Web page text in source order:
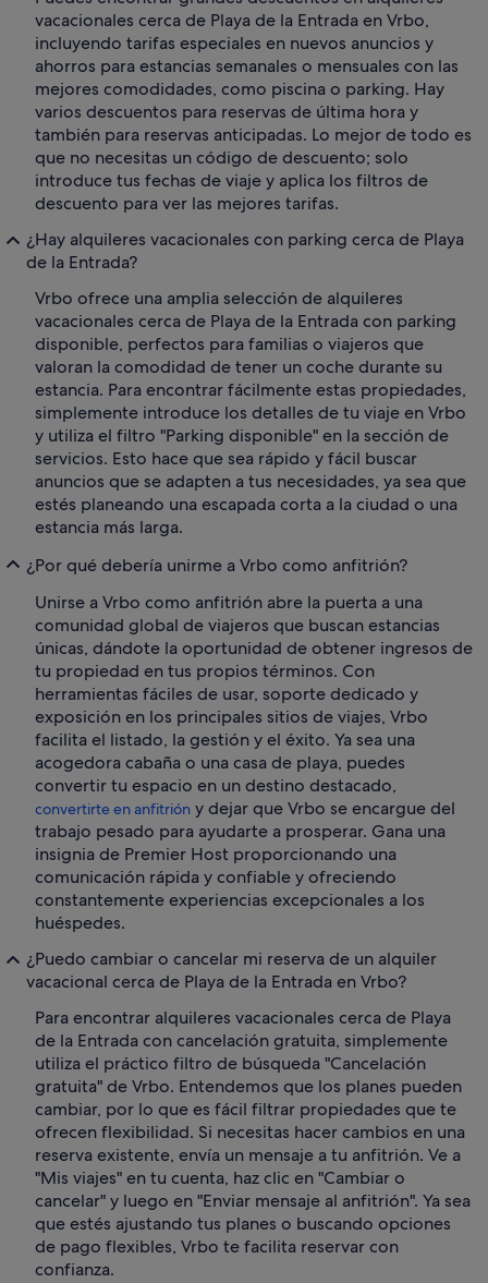
vacacionales cerca de Playa de la Entrada en Vrbo,
incluyendo tarifas especiales en nuevos anuncios y
ahorros para estancias semanales o mensuales con las
mejores comodidades, como piscina o parking. Hay
varios descuentos para reservas de última hora y
también para reservas anticipadas. Lo mejor de todo es
que no necesitas un código de descuento; solo
introduce tus fechas de viaje y aplica los filtros de
descuento para ver las mejores tarifas.
¿Hay alquileres vacacionales con parking cerca de Playa
de la Entrada?
Vrbo ofrece una amplia selección de alquileres
vacacionales cerca de Playa de la Entrada con parking
disponible, perfectos para familias o viajeros que
valoran la comodidad de tener un coche durante su
estancia. Para encontrar fácilmente estas propiedades,
simplemente introduce los detalles de tu viaje en Vrbo
y utiliza el filtro "Parking disponible" en la sección de
servicios. Esto hace que sea rápido y fácil buscar
anuncios que se adapten a tus necesidades, ya sea que
estés planeando una escapada corta a la ciudad o una
estancia más larga.
¿Por qué debería unirme a Vrbo como anfitrión?
Unirse a Vrbo como anfitrión abre la puerta a una
comunidad global de viajeros que buscan estancias
únicas, dándote la oportunidad de obtener ingresos de
tu propiedad en tus propios términos. Con
herramientas fáciles de usar, soporte dedicado y
exposición en los principales sitios de viajes, Vrbo
facilita el listado, la gestión y el éxito. Ya sea una
acogedora cabaña o una casa de playa, puedes
convertir tu espacio en un destino destacado,
convertirte en anfitrión y dejar que Vrbo se encargue del
trabajo pesado para ayudarte a prosperar. Gana una
insignia de Premier Host proporcionando una
comunicación rápida y confiable y ofreciendo
constantemente experiencias excepcionales a los
huéspedes.
¿Puedo cambiar o cancelar mi reserva de un alquiler
vacacional cerca de Playa de la Entrada en Vrbo?
Para encontrar alquileres vacacionales cerca de Playa
de la Entrada con cancelación gratuita, simplemente
utiliza el práctico filtro de búsqueda "Cancelación
gratuita" de Vrbo. Entendemos que los planes pueden
cambiar, por lo que es fácil filtrar propiedades que te
ofrecen flexibilidad. Si necesitas hacer cambios en una
reserva existente, envía un mensaje a tu anfitrión. Ve a
"Mis viajes" en tu cuenta, haz clic en "Cambiar o
cancelar" y luego en "Enviar mensaje al anfitrión". Ya sea
que estés ajustando tus planes o buscando opciones
de pago flexibles, Vrbo te facilita reservar con
confianza.